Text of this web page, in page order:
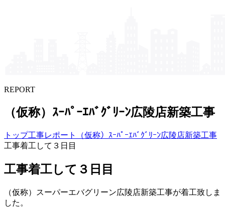
REPORT
（仮称）​ｽｰﾊﾟｰｴﾊﾞｸﾞﾘｰﾝ​広陵店新築工事
トップ工事レポート
（仮称）ｽｰﾊﾟｰｴﾊﾞｸﾞﾘｰﾝ広陵店新築工事
工事着工して３日目
工事着工して３日目
（仮称）スーパーエバグリーン広陵店新築工事が着工致しま
した。